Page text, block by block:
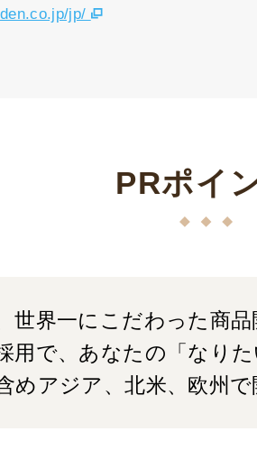
jp/
PRポイ
世界一にこだわった商
用で、あなたの「なり
めアジア、北米、欧州